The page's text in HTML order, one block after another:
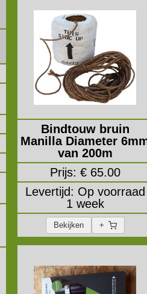
Bindtouw bruin
Manilla Diameter
van 200m
Prijs: € 65.00
Levertijd: Op voorraad
1 week
Bekijken +